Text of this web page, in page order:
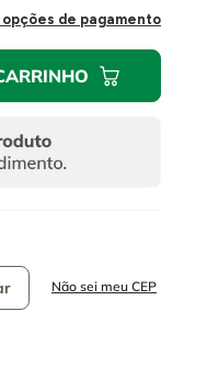
opções de pagamento
Não sei meu CEP